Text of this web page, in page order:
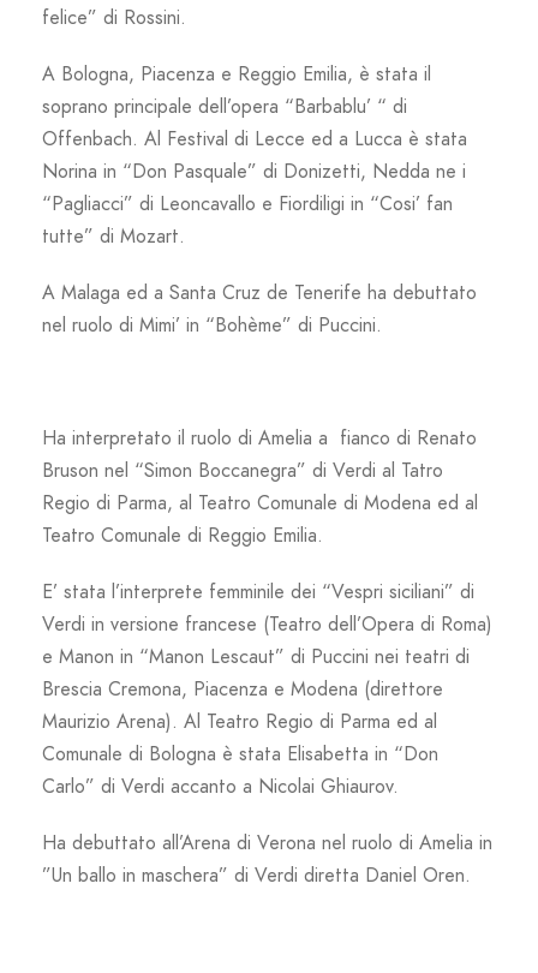
felice” di Rossini.
A Bologna, Piacenza e Reggio Emilia, è stata il
soprano principale dell’opera “Barbablu’ “ di
Offenbach. Al Festival di Lecce ed a Lucca è stata
Norina in “Don Pasquale” di Donizetti, Nedda ne i
“Pagliacci” di Leoncavallo e Fiordiligi in “Cosi’ fan
tutte” di Mozart.
A Malaga ed a Santa Cruz de Tenerife ha debuttato
nel ruolo di Mimi’ in “Bohème” di Puccini.
Ha interpretato il ruolo di Amelia a fianco di Renato
Bruson nel “Simon Boccanegra” di Verdi al Tatro
Regio di Parma, al Teatro Comunale di Modena ed al
Teatro Comunale di Reggio Emilia.
E’ stata l’interprete femminile dei “Vespri siciliani” di
Verdi in versione francese (Teatro dell’Opera di Roma)
e Manon in “Manon Lescaut” di Puccini nei teatri di
Brescia Cremona, Piacenza e Modena (direttore
Maurizio Arena). Al Teatro Regio di Parma ed al
Comunale di Bologna è stata Elisabetta in “Don
Carlo” di Verdi accanto a Nicolai Ghiaurov.
Ha debuttato all’Arena di Verona nel ruolo di Amelia in
”Un ballo in maschera” di Verdi diretta Daniel Oren.